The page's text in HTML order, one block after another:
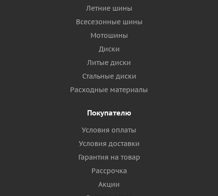
Летние шины
Всесезонные шины
Мотошины
Диски
Литые диски
Стальные диски
Расходные материалы
Покупателю
Условия оплаты
Условия доставки
Гарантия на товар
Рассрочка
Акции